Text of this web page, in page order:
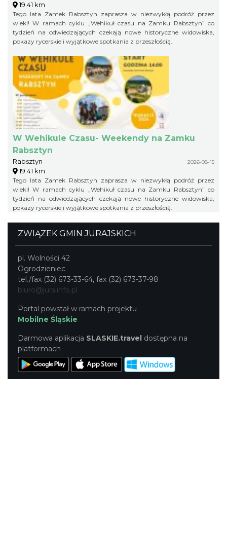
19.41 km
Tego lata Zamek Rabsztyn zaprasza w niezwykłą podróż przez
wieki! W ramach cyklu „Wehikuł czasu na Zamku Rabsztyn” co
tydzień na odwiedzających czekają nowe historyczne widowiska,
pokazy rycerskie i wyjątkowe spotkania z przeszłością.
W Wehikule Czasu- Weekendy na Zamku
Rabsztyn
Rabsztyn 2026-08-15
19.41 km
Tego lata Zamek Rabsztyn zaprasza w niezwykłą podróż przez
wieki! W ramach cyklu „Wehikuł czasu na Zamku Rabsztyn” co
tydzień na odwiedzających czekają nowe historyczne widowiska,
pokazy rycerskie i wyjątkowe spotkania z przeszłością.
ZWIĄZEK GMIN JURAJSKICH
pl. Wolności 42
Ogrodzieniec
tel./fax (32) 673-33-64, fax (32) 673-37-98
biuro@jura.info.pl
Portal powstał w ramach projektu
Mobilne Śląskie
Darmowa aplikacja SLASKIE.travel dostępna na
platformach